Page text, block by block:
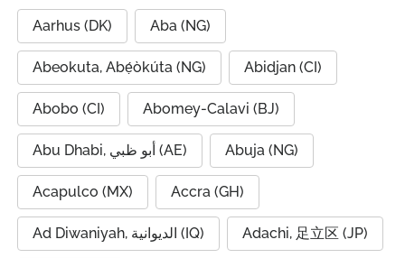
Aarhus (DK) Aba (NG)
Abeokuta, Abẹ́òkúta (NG) Abidjan (CI)
Abobo (CI) Abomey-Calavi (BJ)
Abu Dhabi, أبو ظبي (AE) Abuja (NG)
Acapulco (MX) Accra (GH)
Ad Diwaniyah, الديوانية (IQ) Adachi, 足立区 (JP)